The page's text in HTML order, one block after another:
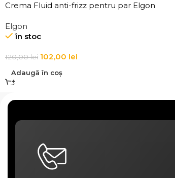
Crema Fluid anti-frizz pentru par Elgon
Elgon
în stoc
120,00lei 102,00 lei
Adaugă în coș